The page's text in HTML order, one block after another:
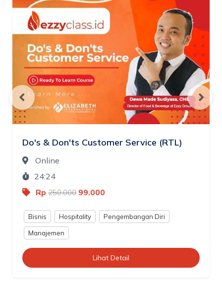
Do's & Don'ts Customer Service (RTL)
Online
24:24
Rp 250.000 99.000
Bisnis Hospitality Pengembangan Diri
Manajemen
Lihat Detail